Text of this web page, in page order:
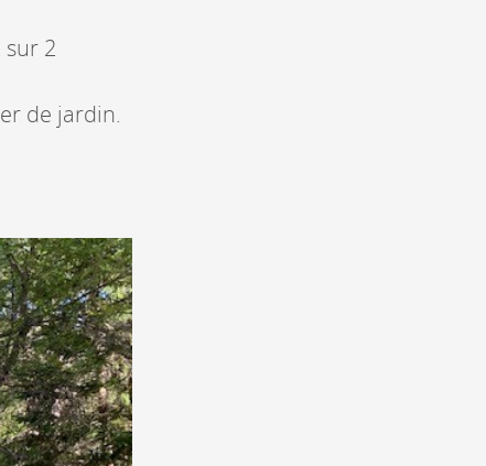
sur notre newsletter
2
de jardin.